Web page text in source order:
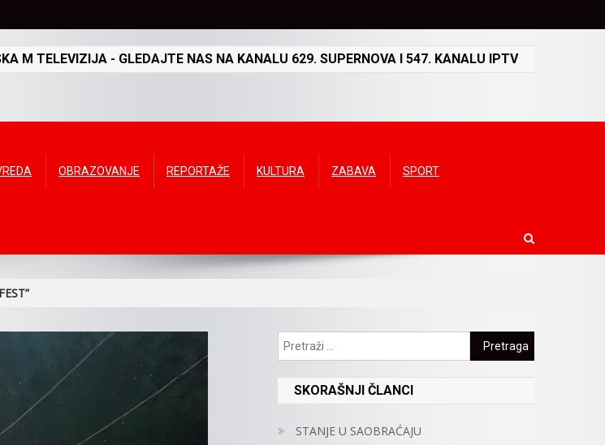
M TELEVIZIJA - GLEDAJTE NAS NA KANALU 629. SUPERNOVA I 547. KANALU IPTV
OBRAZOVANJE REPORTAŽE KULTURA ZABAVA SPORT
Pretraga:
SKORAŠNJI ČLANCI
STANJE U SAOBRAĆAJU